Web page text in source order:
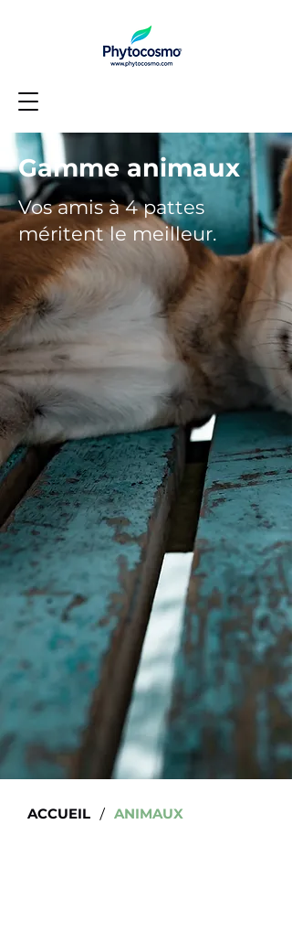
Gamme animaux
Vos amis à 4 pattes
méritent le meilleur.
ACCUEIL / ANIMAUX